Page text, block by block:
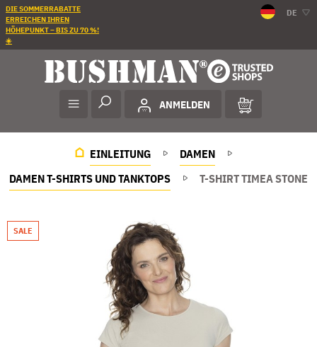
DIE SOMMERRABATTE
ERREICHEN IHREN
HÖHEPUNKT – BIS ZU 70 %!
☀️
DE
ANMELDEN
EINLEITUNG
DAMEN
DAMEN T-SHIRTS UND TANKTOPS
T-SHIRT TIMEA STONE
SALE